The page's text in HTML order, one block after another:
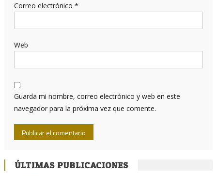
Correo electrónico *
Web
Guarda mi nombre, correo electrónico y web en este
navegador para la próxima vez que comente.
ÚLTIMAS PUBLICACIONES